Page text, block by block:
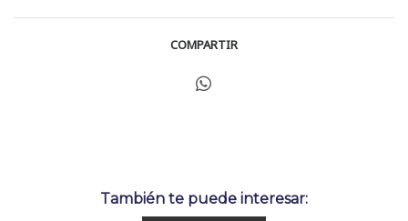
COMPARTIR
También te puede interesar: